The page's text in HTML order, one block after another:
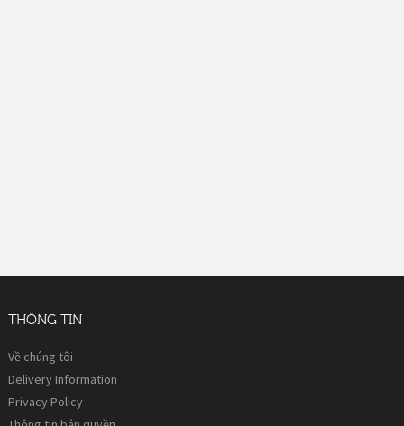
THÔNG TIN
Về chúng tôi
Delivery Information
Privacy Policy